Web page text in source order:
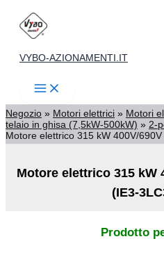
contenuto
VYBO-AZIONAMENTI.IT
Negozio » Motori elettrici » Motori
telaio in ghisa (7,5kW-500kW) » 2-
Motore elettrico 315 kW 400V/
Motore elettrico 315 kW
(IE3-
Prodotto